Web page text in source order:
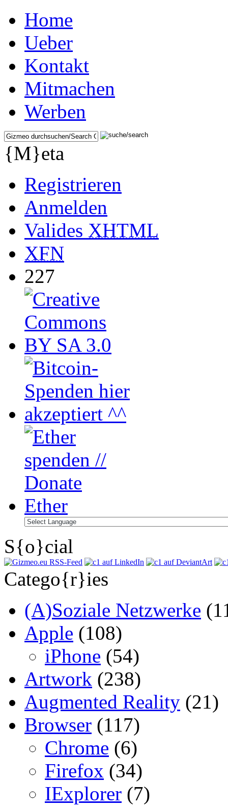
Home
Ueber
Kontakt
Mitmachen
Werben
{M}eta
Registrieren
Anmelden
Valides XHTML
XFN
227
S{o}cial
Catego{r}ies
(A)Soziale Netzwerke
Apple (108)
iPhone (54)
Artwork (238)
Augmented Reality (21)
Browser (117)
Chrome (6)
Firefox (34)
IExplorer (7)